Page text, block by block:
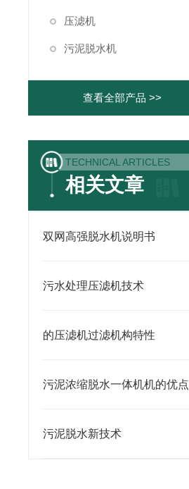
压滤机
污泥脱水机
查看全部产品 >>
TECHNICAL ARTICLES
相关文章
双网高强脱水机说明书
污水处理压滤机技术
的压滤机过滤机构特性
污泥浓缩脱水一体机机的优点
污泥脱水新技术